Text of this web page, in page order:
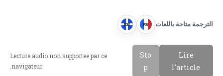
الترجمة متاحة باللغات FR
F
r
a
n
EN
E
Lire
l'article
Sto
p
Lecture audio non supportee par ce
navigateur.